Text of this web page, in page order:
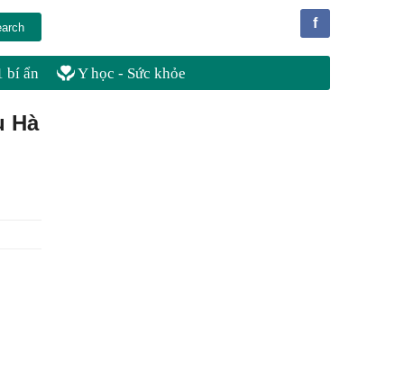
f
bí ẩn Y học - Sức khỏe
Hà